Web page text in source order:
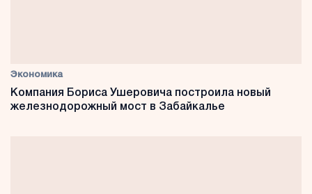
Экономика
Компания Бориса Ушеровича построила новый
железнодорожный мост в Забайкалье